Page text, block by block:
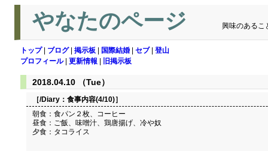
やなたのページ 興味のあるこ
トップ| ブログ| 掲示板 国際結婚 セブ| 登山
プロフィール| 更新情報 旧掲示板
2018.04.10 （Tue）
［/Diary： 食事内容(4/10)］
朝食：食パン２枚、コーヒー
昼食：ご飯、味噌汁、鶏唐揚げ、冷や奴
夕食：タコライス